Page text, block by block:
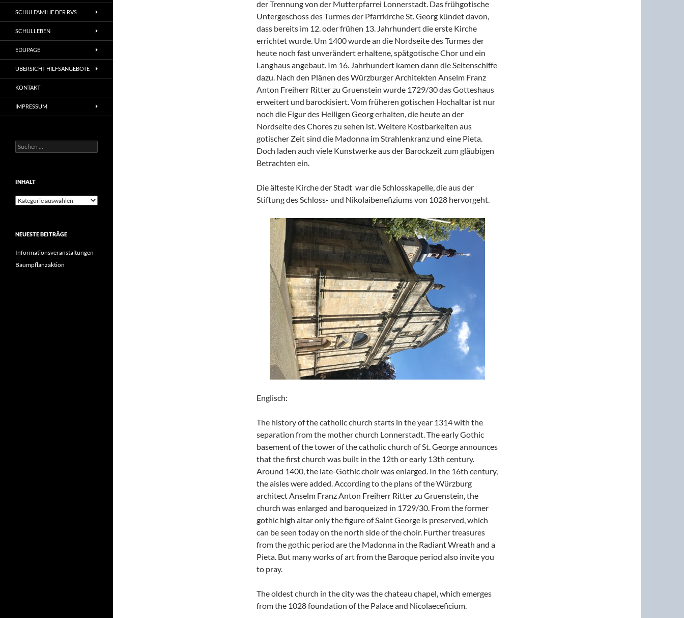
der Trennung von der Mutterpfarrei Lonnerstadt. Das frühgotische
Untergeschoss des Turmes der Pfarrkirche St. Georg kündet davon,
dass bereits im 12. oder frühen 13. Jahrhundert die erste Kirche
errichtet wurde. Um 1400 wurde an die Nordseite des Turmes der
heute noch fast unverändert erhaltene, spätgotische Chor und ein
Langhaus angebaut. Im 16. Jahrhundert kamen dann die Seitenschiffe
dazu. Nach den Plänen des Würzburger Architekten Anselm Franz
Anton Freiherr Ritter zu Gruenstein wurde 1729/30 das Gotteshaus
erweitert und barockisiert. Vom früheren gotischen Hochaltar ist nur
noch die Figur des Heiligen Georg erhalten, die heute an der
Nordseite des Chores zu sehen ist. Weitere Kostbarkeiten aus
gotischer Zeit sind die Madonna im Strahlenkranz und eine Pieta.
Doch laden auch viele Kunstwerke aus der Barockzeit zum gläubigen
Betrachten ein.
Die älteste Kirche der Stadt war die Schlosskapelle, die aus der
Stiftung des Schloss- und Nikolaibenefiziums von 1028 hervorgeht.
Englisch:
The history of the catholic church starts in the year 1314 with the
separation from the mother church Lonnerstadt. The early Gothic
basement of the tower of the catholic church of St. George announces
that the first church was built in the 12th or early 13th century.
Around 1400, the late-Gothic choir was enlarged. In the 16th century,
the aisles were added. According to the plans of the Würzburg
architect Anselm Franz Anton Freiherr Ritter zu Gruenstein, the
church was enlarged and baroqueized in 1729/30. From the former
gothic high altar only the figure of Saint George is preserved, which
can be seen today on the north side of the choir. Further treasures
from the gothic period are the Madonna in the Radiant Wreath and a
Pieta. But many works of art from the Baroque period also invite you
to pray.
The oldest church in the city was the chateau chapel, which emerges
from the 1028 foundation of the Palace and Nicolaeceficium.
SCHULFAMILIE DER RVS
SCHULLEBEN
EDUPAGE
ÜBERSICHT HILFSANGEBOTE
KONTAKT
IMPRESSUM
Suchen
nach:
INHALT
Inhalt
NEUESTE BEITRÄGE
Informationsveranstaltungen
Baumpflanzaktion